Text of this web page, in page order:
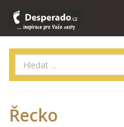
Řecko